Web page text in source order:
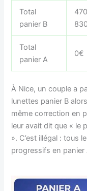
Total
panier B
Total
panier A
0€
À Nice, un couple a
lunettes panier B
même correction en
leur avait dit que « le
». C’est illégal : tous
progressifs en panier